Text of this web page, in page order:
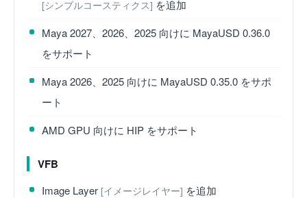
[シンプルコースティクス] を追加
Maya 2027、2026、2025 向けに MayaUSD 0.36.0
をサポート
Maya 2026、2025 向けに MayaUSD 0.35.0 をサポ
ート
AMD GPU 向けに HIP をサポート
VFB
Image Layer [イメージレイヤー] を追加